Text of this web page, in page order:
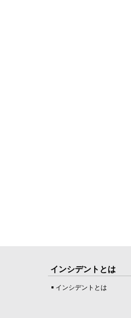
インシデントとは
インシデントとは